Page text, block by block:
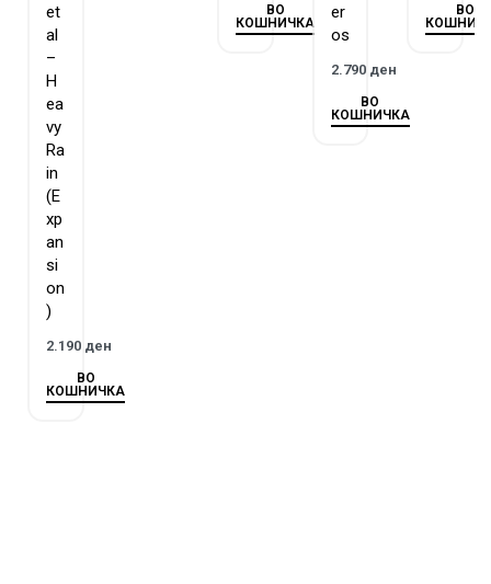
et
al
–
H
ea
vy
Ra
in
(E
xp
an
si
on
)
2.190 ден
ВО
КОШНИЧКА
ВО
КОШНИЧКА
er
os
2.790 ден
ВО
КОШНИЧКА
ВО